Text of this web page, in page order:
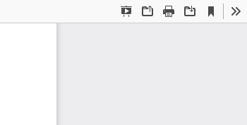
Presentation
OpenPrint Download
Current
View